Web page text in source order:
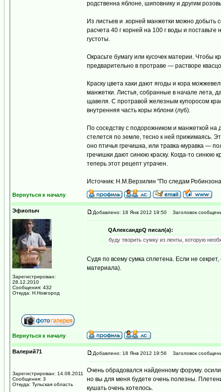
родственна яблоне, шиповнику и другим
Из листьев и .корней манжетки можно добыть
расчета 40 г корней на 100 г воды и
густоты.
Окрасьте бумагу или кусочек материи. Чтобы
предварительно в протраве — растворе
Краску цвета хаки дают ягоды и кора
манжетки. Листья, собранные в начале лета,
щавеля. С протравой железным купоросом
внутренняя часть коры яблони (луб).
По соседству с подорожником и манжеткой
стелется по земле, тесно к ней прижимаясь.
оно птичья гречишка, или травка-муравка —
гречишки дают синюю краску. Когда-то синюю
теперь этот рецепт утрачен.
Источник: Н.М.Верзилин "По следам
Вернуться к началу
Эфиопыч
Зарегистрирован:
28.12.2010
Сообщения: 432
Откуда: Н.Новгород
Добавлено: 18 Янв 2012 19:50 Заголовок
QАлександрQ писал(а):
буду творить сумку из ленты, которую
Судя по всему сумка сплетена. Если не
материала).
Вернуться к началу
Валерий71
Зарегистрирован: 14.08.2011
Сообщения: 3
Откуда: Тульская область
Добавлено: 18 Янв 2012 19:56 Заголовок
Очень обрадовался найденному форуму.
но вы для меня будете очень полезны.
кушать очень хотелось.